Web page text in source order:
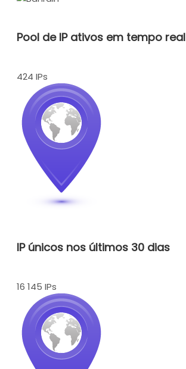
Pool de IP ativos em tempo real
424 IPs
IP únicos nos últimos 30 dias
16 145 IPs